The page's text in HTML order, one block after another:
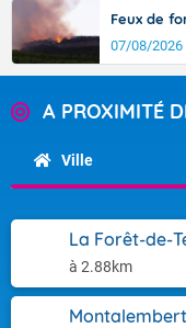
Feux de
07/08/2026
A PROXIMITÉ
Ville
La Forêt-de-
à 2.88km
Montalembert